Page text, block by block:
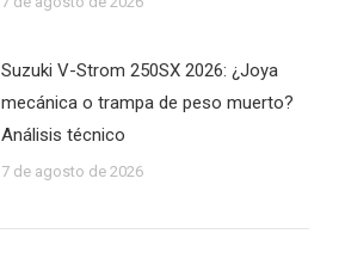
Suzuki V-Strom 250SX 2026: ¿Joya
mecánica o trampa de peso muerto?
Análisis técnico
7 de agosto de 2026